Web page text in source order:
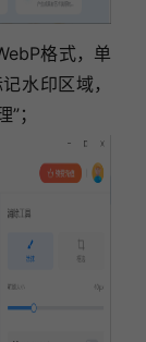
格式，单
水印区域，
”；